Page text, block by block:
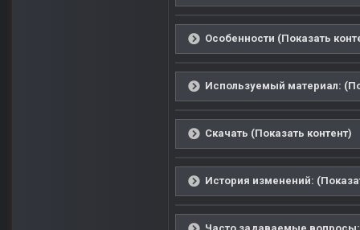
Особенности (Показать
Используемый материал:
Скачать (Показать контент)
История изменений: